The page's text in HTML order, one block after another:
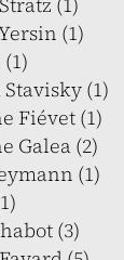
(1)
(1)
Fiévet (1)
Galea (2)
(1)
(3)